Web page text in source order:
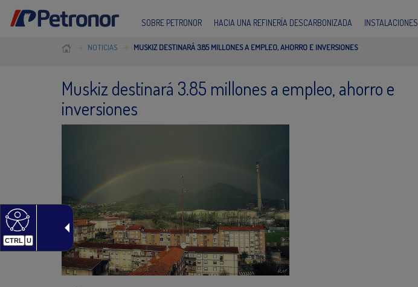
CTRL U
SOBRE PETRONOR HACIA UNA REFINERÍA DESCARBONIZADA INSTALACIONES
NOTICIAS MUSKIZ DESTINARÁ 3.85 MILLONES A EMPLEO, AHORRO E INVERSIONES
Muskiz destinará 3.85 millones a empleo, ahorro e
inversiones